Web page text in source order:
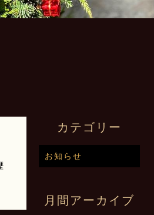
カテゴリー
お知らせ
月間アーカイブ